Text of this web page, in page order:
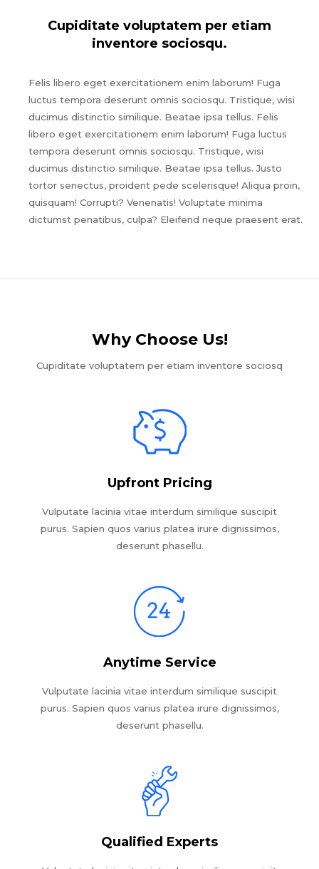
Cupiditate voluptatem per etiam
inventore sociosqu.
Felis libero eget exercitationem enim laborum! Fuga
luctus tempora deserunt omnis sociosqu. Tristique, wisi
ducimus distinctio similique. Beatae ipsa tellus. Felis
libero eget exercitationem enim laborum! Fuga luctus
tempora deserunt omnis sociosqu. Tristique, wisi
ducimus distinctio similique. Beatae ipsa tellus. Justo
tortor senectus, proident pede scelerisque! Aliqua proin,
quisquam! Corrupti? Venenatis! Voluptate minima
dictumst penatibus, culpa? Eleifend neque praesent erat.
Why Choose Us!​
Cupiditate voluptatem per etiam inventore sociosq
Upfront Pricing
Vulputate lacinia vitae interdum similique suscipit
purus. Sapien quos varius platea irure dignissimos,
deserunt phasellu.
Anytime Service
Vulputate lacinia vitae interdum similique suscipit
purus. Sapien quos varius platea irure dignissimos,
deserunt phasellu.
Qualified Experts